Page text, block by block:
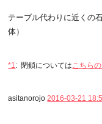
テーブル代わりに近くの
体）
*1 : 閉鎖については こちら
asitanorojo 2016-03-21